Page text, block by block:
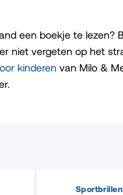
een boekje te lezen?
niet vergeten op het
kinderen van Milo &
Sportbrillen